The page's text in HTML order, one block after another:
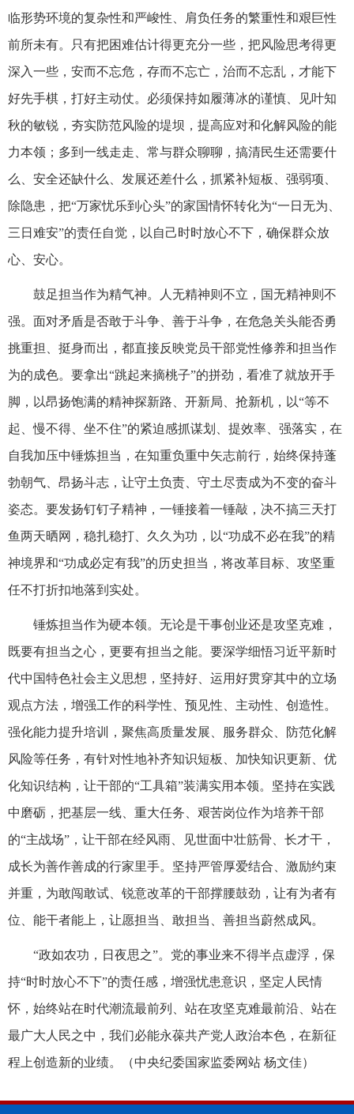
临形势环境的复杂性和严峻性、肩负任务的繁重性和艰巨性
前所未有。只有把困难估计得更充分一些，把风险思考得更
深入一些，安而不忘危，存而不忘亡，治而不忘乱，才能下
好先手棋，打好主动仗。必须保持如履薄冰的谨慎、见叶知
秋的敏锐，夯实防范风险的堤坝，提高应对和化解风险的能
力本领；多到一线走走、常与群众聊聊，搞清民生还需要什
么、安全还缺什么、发展还差什么，抓紧补短板、强弱项、
除隐患，把“万家忧乐到心头”的家国情怀转化为“一日无为、
三日难安”的责任自觉，以自己时时放心不下，确保群众放
心、安心。
鼓足担当作为精气神。人无精神则不立，国无精神则不
强。面对矛盾是否敢于斗争、善于斗争，在危急关头能否勇
挑重担、挺身而出，都直接反映党员干部党性修养和担当作
为的成色。要拿出“跳起来摘桃子”的拼劲，看准了就放开手
脚，以昂扬饱满的精神探新路、开新局、抢新机，以“等不
起、慢不得、坐不住”的紧迫感抓谋划、提效率、强落实，在
自我加压中锤炼担当，在知重负重中矢志前行，始终保持蓬
勃朝气、昂扬斗志，让守土负责、守土尽责成为不变的奋斗
姿态。要发扬钉钉子精神，一锤接着一锤敲，决不搞三天打
鱼两天晒网，稳扎稳打、久久为功，以“功成不必在我”的精
神境界和“功成必定有我”的历史担当，将改革目标、攻坚重
任不打折扣地落到实处。
锤炼担当作为硬本领。无论是干事创业还是攻坚克难，
既要有担当之心，更要有担当之能。要深学细悟习近平新时
代中国特色社会主义思想，坚持好、运用好贯穿其中的立场
观点方法，增强工作的科学性、预见性、主动性、创造性。
强化能力提升培训，聚焦高质量发展、服务群众、防范化解
风险等任务，有针对性地补齐知识短板、加快知识更新、优
化知识结构，让干部的“工具箱”装满实用本领。坚持在实践
中磨砺，把基层一线、重大任务、艰苦岗位作为培养干部
的“主战场”，让干部在经风雨、见世面中壮筋骨、长才干，
成长为善作善成的行家里手。坚持严管厚爱结合、激励约束
并重，为敢闯敢试、锐意改革的干部撑腰鼓劲，让有为者有
位、能干者能上，让愿担当、敢担当、善担当蔚然成风。
“政如农功，日夜思之”。党的事业来不得半点虚浮，保
持“时时放心不下”的责任感，增强忧患意识，坚定人民情
怀，始终站在时代潮流最前列、站在攻坚克难最前沿、站在
最广大人民之中，我们必能永葆共产党人政治本色，在新征
程上创造新的业绩。（中央纪委国家监委网站 杨文佳）